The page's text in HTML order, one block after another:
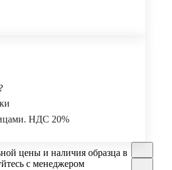
НДС 20%
цены и наличия образца в
с менеджером